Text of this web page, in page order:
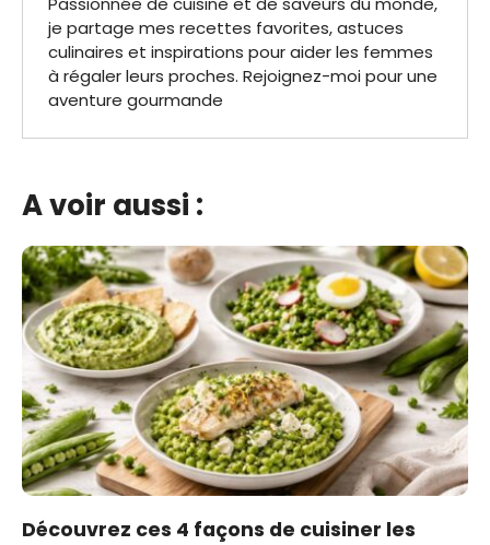
je partage mes recettes favorites, astuces
culinaires et inspirations pour aider les femmes
à régaler leurs proches. Rejoignez-moi pour une
aventure gourmande
A voir aussi :
Découvrez ces 4 façons de cuisiner les